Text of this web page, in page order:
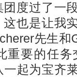
度过了一
这也是让我
先生
重要的任
一起为宝